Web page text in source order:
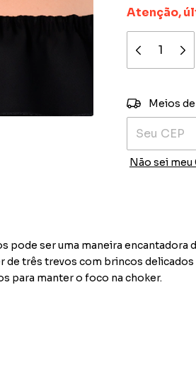
Atenção,
Entregas para
Meios
Não sei meu
pode ser uma maneira encantadora
de três trevos com brincos delicados
para manter o foco na choker.